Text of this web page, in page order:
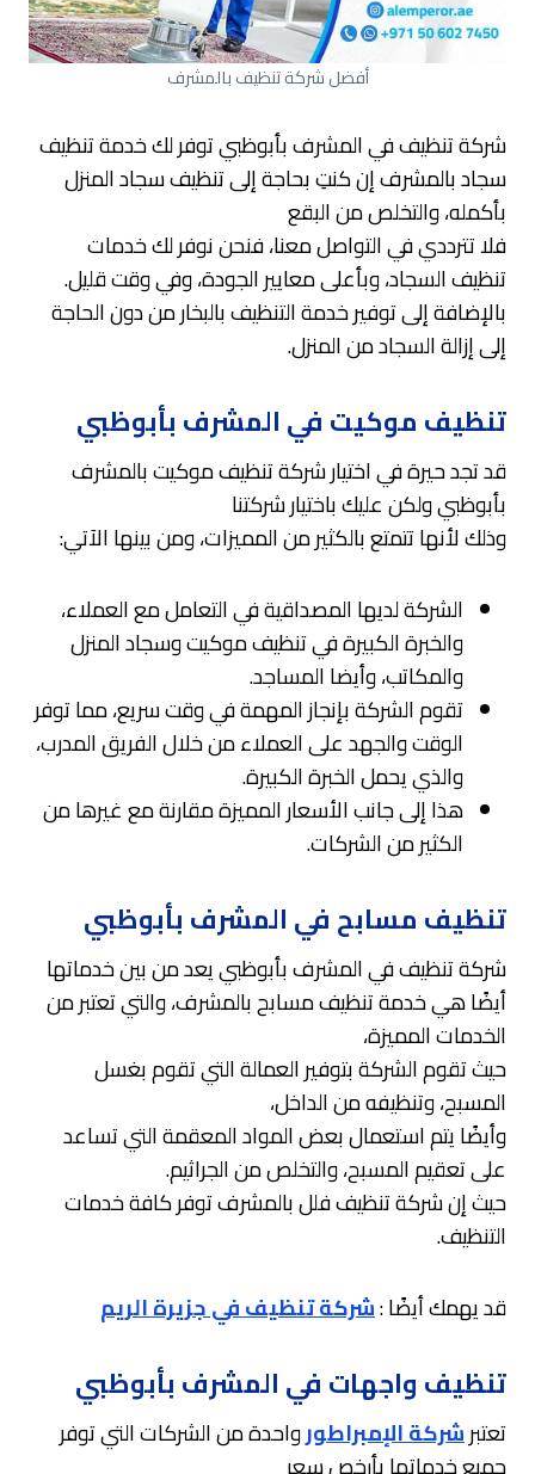
أفضل شركة تنظيف بالمشرف
شركة تنظيف في المشرف بأبوظبي توفر لك خدمة تنظيف
سجاد بالمشرف إن كنتِ بحاجة إلى تنظيف سجاد المنزل
بأكمله، والتخلص من البقع
فلا تترددي في التواصل معنا، فنحن نوفر لك خدمات
تنظيف السجاد، وبأعلى معايير الجودة، وفي وقت قليل.
بالإضافة إلى توفير خدمة التنظيف بالبخار من دون الحاجة
إلى إزالة السجاد من المنزل.
تنظيف موكيت في المشرف بأبوظبي
قد تجد حيرة في اختيار شركة تنظيف موكيت بالمشرف
بأبوظبي ولكن عليك باختيار شركتنا
وذلك لأنها تتمتع بالكثير من المميزات، ومن بينها الآتي:
الشركة لديها المصداقية في التعامل مع العملاء،
والخبرة الكبيرة في تنظيف موكيت وسجاد المنزل
والمكاتب، وأيضا المساجد.
تقوم الشركة بإنجاز المهمة في وقت سريع، مما توفر
الوقت والجهد على العملاء من خلال الفريق المدرب،
والذي يحمل الخبرة الكبيرة.
هذا إلى جانب الأسعار المميزة مقارنة مع غيرها من
الكثير من الشركات.
تنظيف مسابح في المشرف بأبوظبي
شركة تنظيف في المشرف بأبوظبي يعد من بين خدماتها
أيضًا هي خدمة تنظيف مسابح بالمشرف، والتي تعتبر من
الخدمات المميزة،
حيث تقوم الشركة بتوفير العمالة التي تقوم بغسل
المسبح، وتنظيفه من الداخل،
وأيضًا يتم استعمال بعض المواد المعقمة التي تساعد
على تعقيم المسبح، والتخلص من الجراثيم.
حيث إن شركة تنظيف فلل بالمشرف توفر كافة خدمات
التنظيف.
قد يهمك أيضًا :شركة تنظيف في جزيرة الريم
تنظيف واجهات في المشرف بأبوظبي
تعتبرشركة الإمبراطورواحدة من الشركات التي توفر